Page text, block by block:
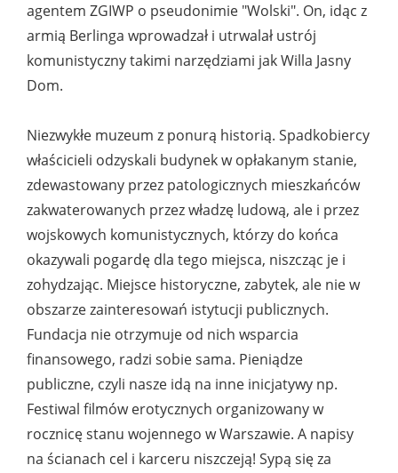
agentem ZGIWP o pseudonimie "Wolski". On, idąc z
armią Berlinga wprowadzał i utrwalał ustrój
komunistyczny takimi narzędziami jak Willa Jasny
Dom.
Niezwykłe muzeum z ponurą historią. Spadkobiercy
właścicieli odzyskali budynek w opłakanym stanie,
zdewastowany przez patologicznych mieszkańców
zakwaterowanych przez władzę ludową, ale i przez
wojskowych komunistycznych, którzy do końca
okazywali pogardę dla tego miejsca, niszcząc je i
zohydzając. Miejsce historyczne, zabytek, ale nie w
obszarze zainteresowań istytucji publicznych.
Fundacja nie otrzymuje od nich wsparcia
finansowego, radzi sobie sama. Pieniądze
publiczne, czyli nasze idą na inne inicjatywy np.
Festiwal filmów erotycznych organizowany w
rocznicę stanu wojennego w Warszawie. A napisy
na ścianach cel i karceru niszczeją! Sypą się za